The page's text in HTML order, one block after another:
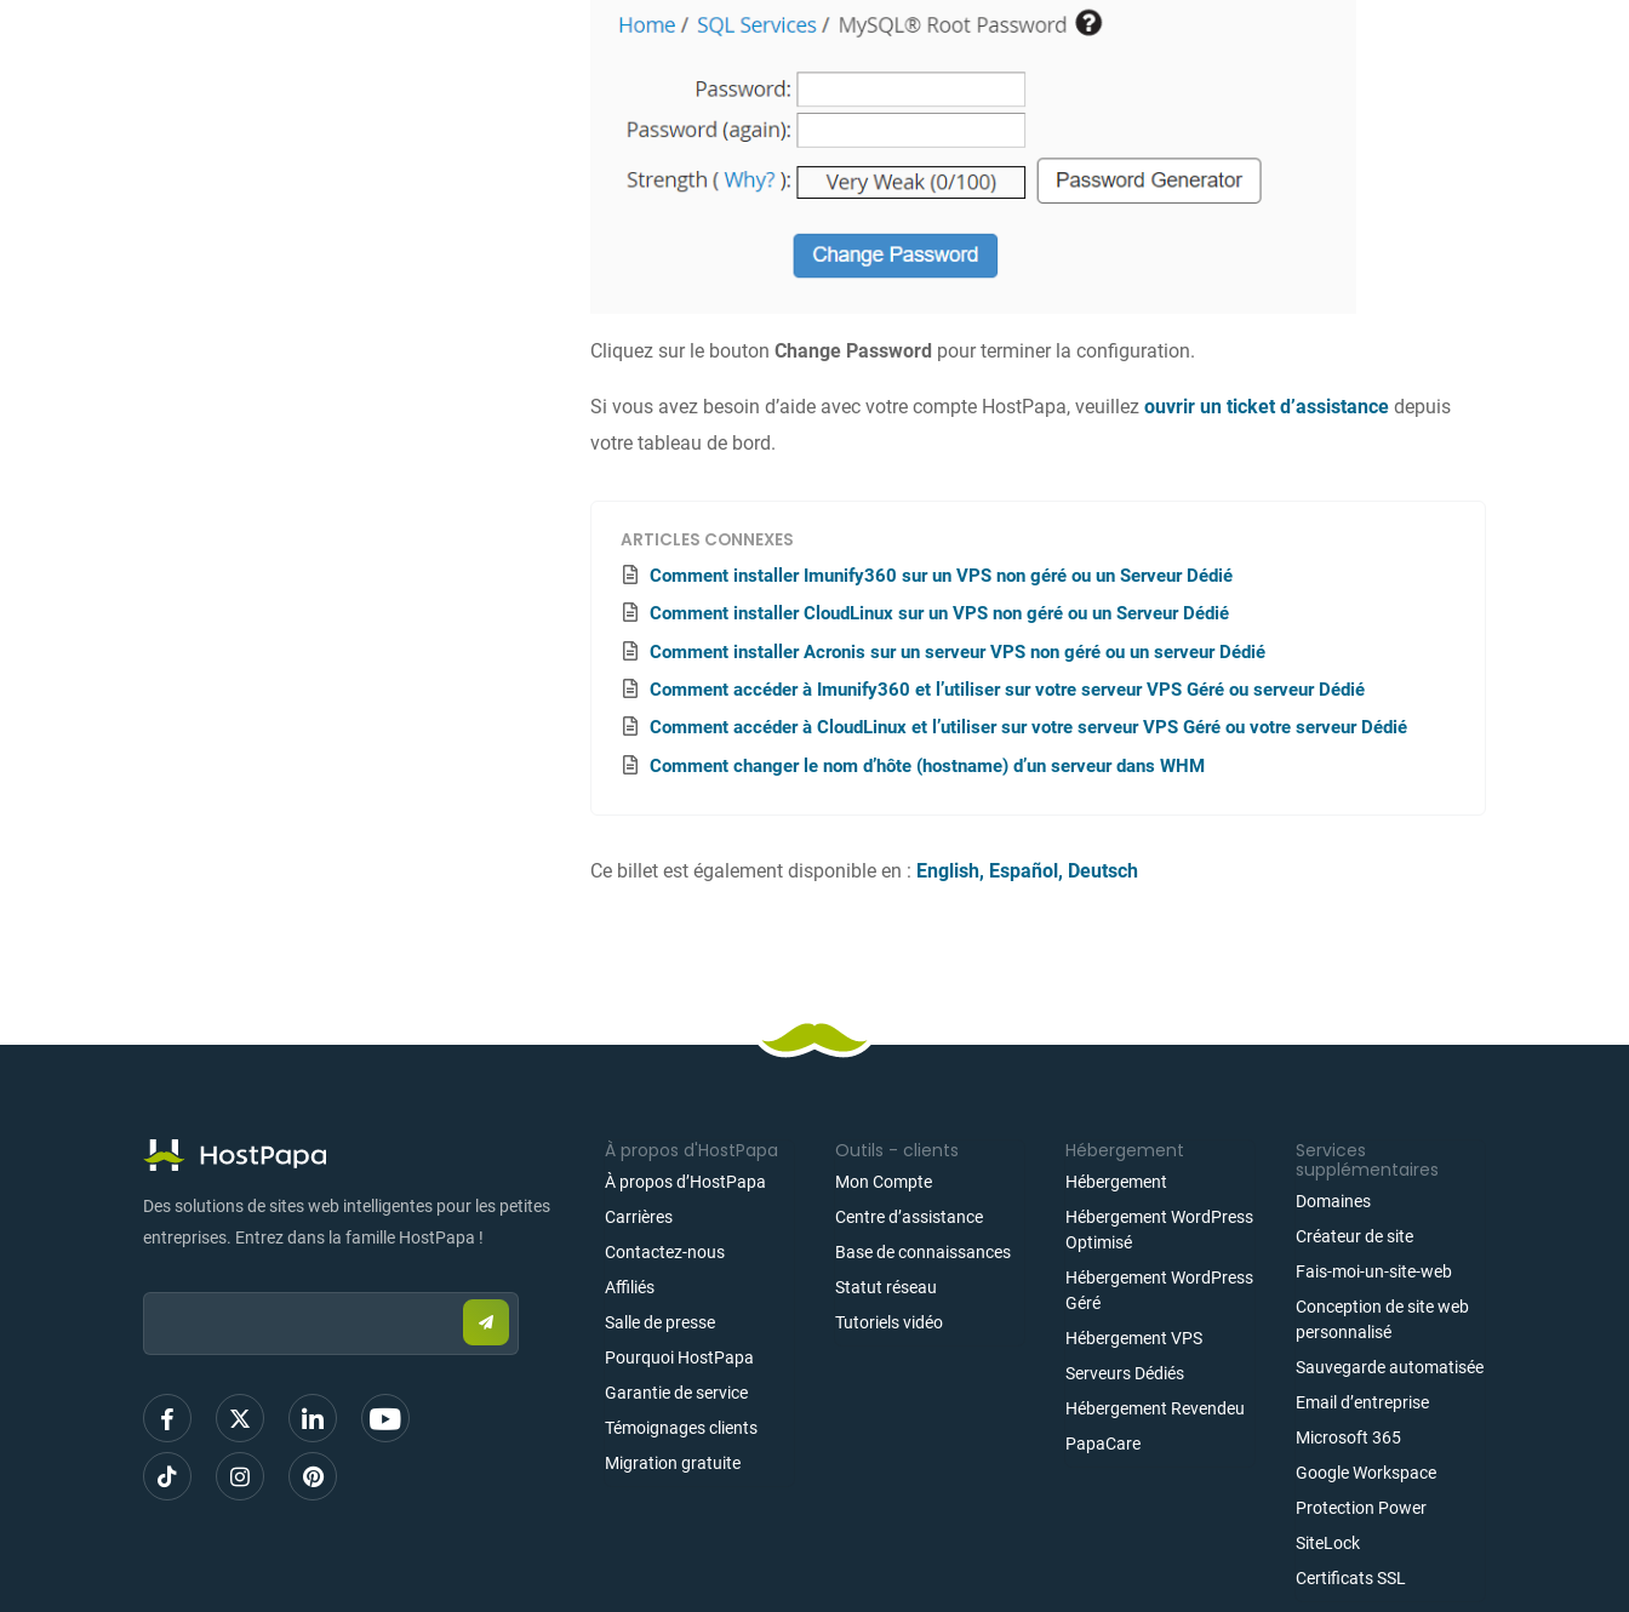
Cliquez sur le boutonChange Password pour terminer la configuration.
Si vous avez besoin d’aide avec votre compte HostPapa, veuillezouvrir un ticket d’assistance depuis
votre tableau de bord.
ARTICLES CONNEXES
Comment installer Imunify360 sur un VPS non géré ou un Serveur Dédié
Comment installer CloudLinux sur un VPS non géré ou un Serveur Dédié
Comment installer Acronis sur un serveur VPS non géré ou un serveur Dédié
Comment accéder à Imunify360 et l’utiliser sur votre serveur VPS Géré ou serveur Dédié
Comment accéder à CloudLinux et l’utiliser sur votre serveur VPS Géré ou votre serveur Dédié
Comment changer le nom d’hôte (hostname) d’un serveur dans WHM
Ce billet est également disponible en : English Español Deutsch
Des solutions de sites web intelligentes pour les petites
entreprises. Entrez dans la famille HostPapa !
Email:
Envoyez
un
mail
À propos d'HostPapa
À propos d’HostPapa
Carrières
Contactez-nous
Affiliés
Salle de presse
Pourquoi HostPapa
Garantie de service
Témoignages clients
Migration gratuite
Outils - clients
Mon Compte
Centre d’assistance
Base de connaissances
Statut réseau
Tutoriels vidéo
Hébergement
Hébergement
Hébergement WordPress
Optimisé
Hébergement WordPress
Géré
Hébergement VPS
Serveurs Dédiés
Hébergement Revendeu
PapaCare
Services
supplémentaires
Domaines
Créateur de site
Fais-moi-un-site-web
Conception de site web
personnalisé
Sauvegarde automatisée
Email d’entreprise
Microsoft 365
Google Workspace
Protection Power
SiteLock
Certificats SSL